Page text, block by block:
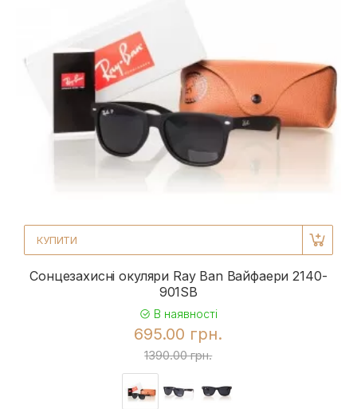
КУПИТИ
Сонцезахисні окуляри Ray Ban Вайфаери 2140-
901SB
В наявності
695.00 грн.
1390.00 грн.